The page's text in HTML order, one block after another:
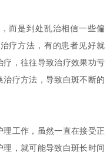
是到处乱治相信一些偏
疗方法，有的患者见好就
，往往导致治疗效果功亏
疗方法，导致白斑不断的
工作，虽然一直在接受正
，就可能导致白斑长时间